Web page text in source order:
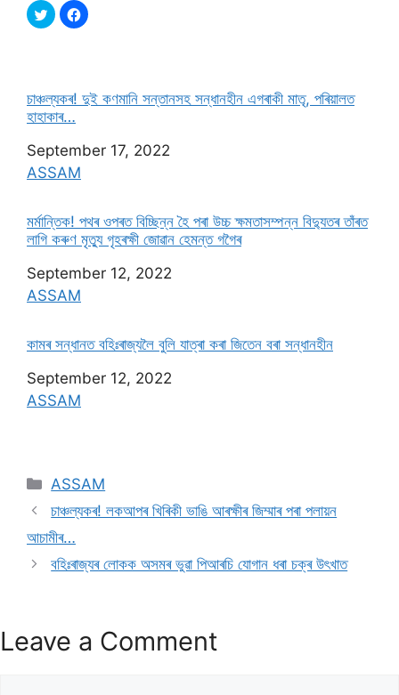
চাঞ্চল্যকৰ! দুই কণমানি সন্তানসহ সন্ধানহীন এগৰাকী মাতৃ, পৰিয়ালত
হাহাকাৰ…
Date
September 17, 2022
In relation to
ASSAM
মৰ্মান্তিক! পথৰ ওপৰত বিচ্ছিন্ন হৈ পৰা উচ্চ ক্ষমতাসম্পন্ন বিদ্যুতৰ তাঁৰত
লাগি কৰুণ মৃত্যু গৃহৰক্ষী জােৱান হেমন্ত গগৈৰ
Date
September 12, 2022
In relation to
ASSAM
কামৰ সন্ধানত বহিঃৰাজ্যলৈ বুলি যাত্ৰা কৰা জিতেন বৰা সন্ধানহীন
Date
September 12, 2022
In relation to
ASSAM
ASSAM
চাঞ্চল্যকৰ! লকআপৰ খিৰিকী ভাঙি আৰক্ষীৰ জিম্মাৰ পৰা পলায়ন
আচামীৰ…
বহিঃৰাজ্যৰ লােকক অসমৰ ভুৱা পিআৰচি যােগান ধৰা চক্ৰ উৎখাত
Leave a Comment